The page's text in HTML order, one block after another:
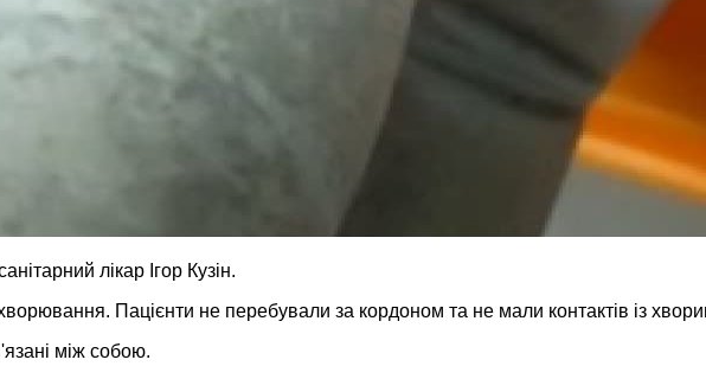
лікар Ігор Кузін.
Пацієнти не перебували за кордоном та не мали контактів із
між собою.